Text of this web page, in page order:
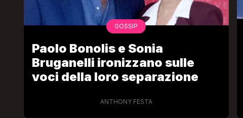
GOSSIP
Paolo Bonolis e Sonia
Bruganelli ironizzano sulle
voci della loro separazione
ANTHONY FESTA